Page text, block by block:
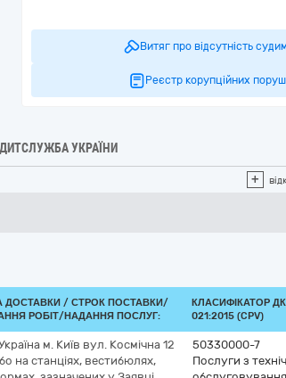
Витяг про відсутність
Реєстр корупційних
УКРАЇНИ
+
ДОСТАВКИ / СТРОК ПОСТАВКИ/
РОБІТ/НАДАННЯ ПОСЛУГ:
КЛАСИФІКАТОР ДК
021:2015 (CPV)
м. Київ вул. Космічна 12
на станціях, вестибюлях,
50330000-7
Послуги з